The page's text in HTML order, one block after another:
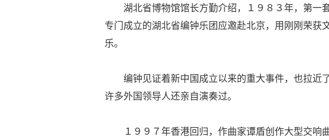
湖北省博物馆馆长方勤介绍，１９８３年，第一
专门成立的湖北省编钟乐团应邀赴北京，用刚刚荣获
乐。
编钟见证着新中国成立以来的重大事件，也拉近
许多外国领导人还亲自演奏过。
１９９７年香港回归，作曲家谭盾创作大型交